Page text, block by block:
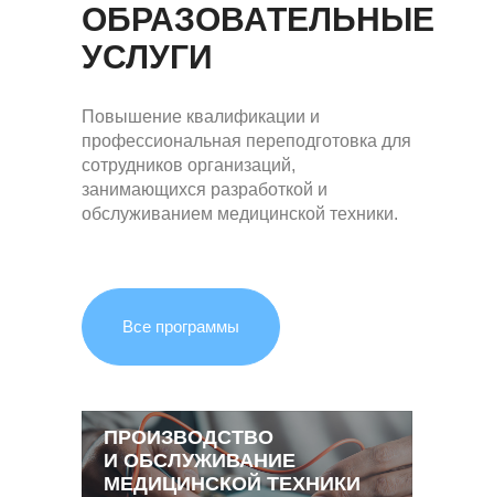
ОБРАЗОВАТЕЛЬНЫЕ
УСЛУГИ
Повышение квалификации и
профессиональная переподготовка для
сотрудников организаций,
занимающихся разработкой и
обслуживанием медицинской техники.
Все программы
ПРОИЗВОДСТВО
И ОБСЛУЖИВАНИЕ
МЕДИЦИНСКОЙ ТЕХНИКИ